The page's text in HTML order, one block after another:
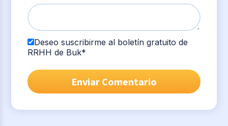
Deseo suscribirme al boletín gratuito de
RRHH de Buk*